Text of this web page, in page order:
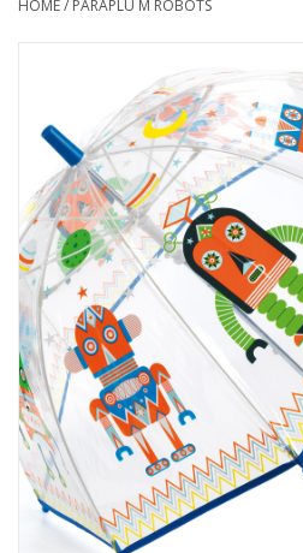
schmink & make-up
hebbedingen
kinderkamer
eten & drinken
knuffels
boeken
SALE
HOME/ PARAPLU M ROBOTS